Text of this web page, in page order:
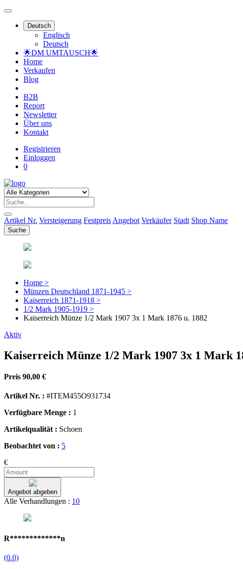
Deutsch
Englisch
Deutsch
🌟DM UMTAUSCH🌟
Home
Verkaufen
Blog
B2B
Report
Newsletter
Über uns
Kontakt
Registrieren
Einloggen
0
Artikel Nr. Versteigerung Festpreis Angebot Verkäufer Stadt Shop Name
Home >
Münzen Deutschland 1871-1945 >
Kaiserreich 1871-1918 >
1/2 Mark 1905-1919 >
Kaiserreich Münze 1/2 Mark 1907 3x 1 Mark 1876 u. 1882
Aktiv
Kaiserreich Münze 1/2 Mark 1907 3x 1 Mark
Preis 90,00 €
Artikel Nr. : #ITEM455O931734
Verfügbare Menge : 1
Artikelqualität : Schoen
Beobachtet von : 5
€
Angebot abgeben
Alle Verhandlungen : 10
R*************n
(0.0)